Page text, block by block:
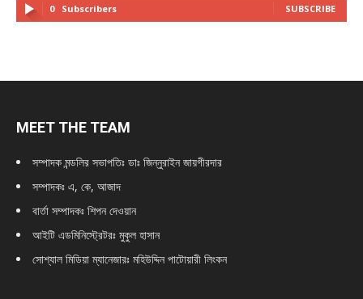
0 Subscribers SUBSCRIBE
MEET THE TEAM
সম্পাদক মন্ডলির সভাপতিঃ ডাঃ জিন্নুরাইন জায়গীরদার
সম্পাদকঃ এ, কে, আজাদ
বার্তা সম্পাদকঃ শিপন দেওয়ান
আইটি এডমিনিস্ট্রেটরঃ মুকুল হাসান
সোশ্যাল মিডিয়া ম্যানেজারঃ মহিউদ্দিন পাটোয়ারী লিংকন